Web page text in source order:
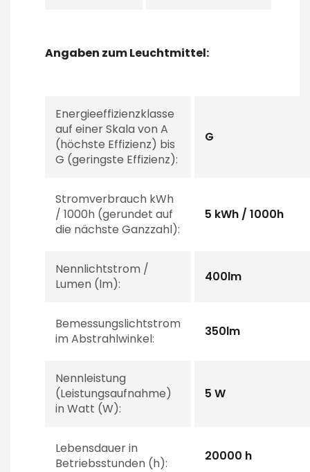
Angaben zum Leuchtmittel:
Energieeffizienzklasse
auf einer Skala von A
(höchste Effizienz) bis
G (geringste Effizienz):
G
Stromverbrauch kWh
/ 1000h (gerundet auf
die nächste Ganzzahl):
5 kWh / 1000h
Nennlichtstrom /
Lumen (lm):
400lm
Bemessungslichtstrom
im Abstrahlwinkel:
350lm
Nennleistung
(Leistungsaufnahme)
in Watt (W):
5 W
Lebensdauer in
Betriebsstunden (h):
20000 h